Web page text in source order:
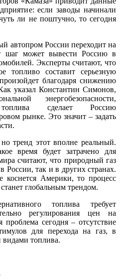
если заводы начинали
ли не поштучно, то сегодня
автопром России переходит на
шаг может вывести Россию в
Эксперты считают, что
топливо составит серьезную
благодаря снижению
указал Константин Симонов,
энергобезопасности,
сделает Россию
рынке. Это значит – задать
тренд этот вполне реальный.
время будет затрачено для
считают, что природный газ
России, так и в других странах.
коснется Америки, то процесс
глобальным трендом.
топлива требует
регулирования цен на
сегодня – отсутствие
для перехода на газ, в
топлива.